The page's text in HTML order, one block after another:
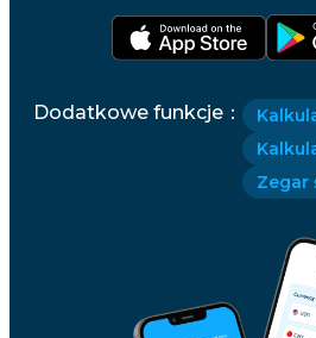
Dodatkowe funkcje ：
Zegar